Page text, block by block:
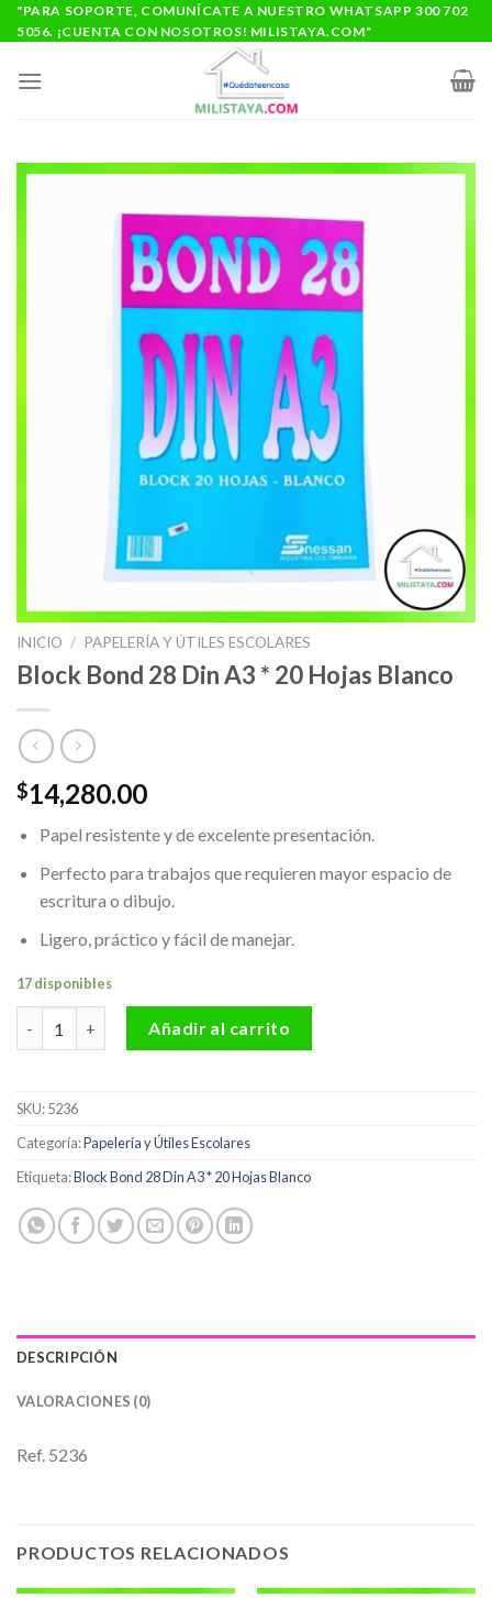
Saltar
al
"PARA SOPORTE, COMUNÍCATE A NUESTRO WHATSAPP 300 702
5056. ¡CUENTA CON NOSOTROS! MILISTAYA.COM"
INICIO / PAPELERÍA Y ÚTILES ESCOLARES
Block Bond 28 Din A3 * 20 Hojas Blanco
$14,280.00
Papel resistente y de excelente presentación.
Perfecto para trabajos que requieren mayor espacio de
escritura o dibujo.
Ligero, práctico y fácil de manejar.
17 disponibles
Añadir al carrito
SKU:5236
Categoría:Papelería y Útiles Escolares
Etiqueta:Block Bond 28 Din A3 * 20 Hojas Blanco
DESCRIPCIÓN
VALORACIONES (0)
Ref. 5236
PRODUCTOS RELACIONADOS